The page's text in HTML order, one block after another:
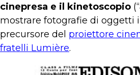
cinepresa e il kinetoscopio
mostrare fotografie di oggetti
precursore del proiettore
fratelli Lumière.